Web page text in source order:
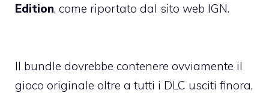
Edition, come riportato dal sito web IGN.
Il bundle dovrebbe contenere ovviamente il
gioco originale oltre a tutti i DLC usciti finora,